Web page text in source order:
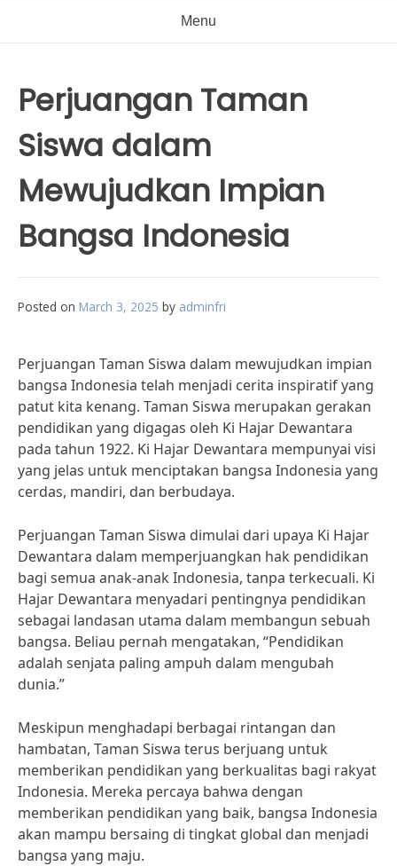
Menu
Perjuangan Taman
Siswa dalam
Mewujudkan Impian
Bangsa Indonesia
Posted on March 3, 2025 by adminfri
Perjuangan Taman Siswa dalam mewujudkan impian
bangsa Indonesia telah menjadi cerita inspiratif yang
patut kita kenang. Taman Siswa merupakan gerakan
pendidikan yang digagas oleh Ki Hajar Dewantara
pada tahun 1922. Ki Hajar Dewantara mempunyai visi
yang jelas untuk menciptakan bangsa Indonesia yang
cerdas, mandiri, dan berbudaya.
Perjuangan Taman Siswa dimulai dari upaya Ki Hajar
Dewantara dalam memperjuangkan hak pendidikan
bagi semua anak-anak Indonesia, tanpa terkecuali. Ki
Hajar Dewantara menyadari pentingnya pendidikan
sebagai landasan utama dalam membangun sebuah
bangsa. Beliau pernah mengatakan, “Pendidikan
adalah senjata paling ampuh dalam mengubah
dunia.”
Meskipun menghadapi berbagai rintangan dan
hambatan, Taman Siswa terus berjuang untuk
memberikan pendidikan yang berkualitas bagi rakyat
Indonesia. Mereka percaya bahwa dengan
memberikan pendidikan yang baik, bangsa Indonesia
akan mampu bersaing di tingkat global dan menjadi
bangsa yang maju.